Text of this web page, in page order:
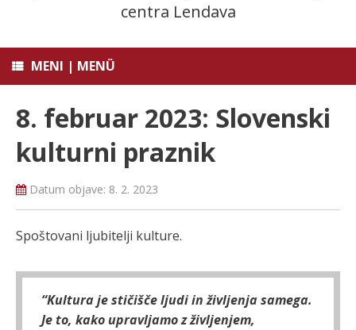
centra Lendava
MENI | MENÜ
8. februar 2023: Slovenski
kulturni praznik
Datum objave: 8. 2. 2023
Spoštovani ljubitelji kulture.
“Kultura je stičišče ljudi in življenja samega.
Je to, kako upravljamo z življenjem,